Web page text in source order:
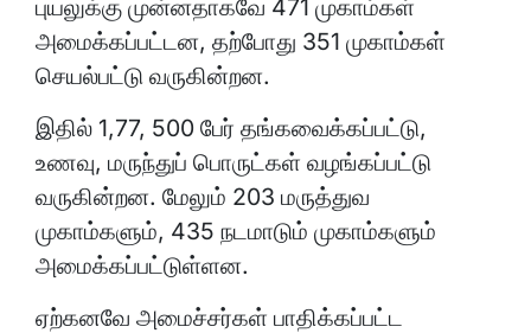
புயலுக்கு முன்னதாகவே 471 முகாம்கள்
அமைக்கப்பட்டன, தற்போது 351 முகாம்கள்
செயல்பட்டு வருகின்றன.
இதில் 1,77, 500 பேர் தங்கவைக்கப்பட்டு,
உணவு, மருந்துப் பொருட்கள் வழங்கப்பட்டு
வருகின்றன. மேலும் 203 மருத்துவ
முகாம்களும், 435 நடமாடும் முகாம்களும்
அமைக்கப்பட்டுள்ளன.
ஏற்கனவே அமைச்சர்கள் பாதிக்கப்பட்ட